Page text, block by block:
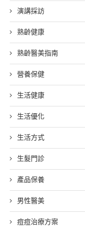
演講採訪
熟齡健康
熟齡醫美指南
營養保健
生活健康
生活優化
生活方式
生髮門診
產品保養
男性醫美
痘痘治療方案